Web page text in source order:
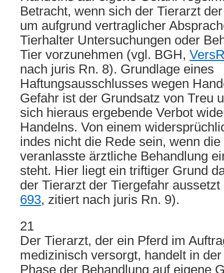
Betracht, wenn sich der Tierarzt
um aufgrund vertraglicher
Tierhalter Untersuchungen oder
Tier vorzunehmen (vgl. BGH,
nach juris Rn. 8). Grundlage eines
Haftungsausschlusses wegen
Gefahr ist der Grundsatz von Treu
sich hieraus ergebende Verbot
Handelns. Von einem
indes nicht die Rede sein, wenn
veranlasste ärztliche Behandlung
steht. Hier liegt ein triftiger Grund
der Tierarzt der Tiergefahr
693, zitiert nach juris Rn. 9).
21
Der Tierarzt, der ein Pferd im
medizinisch versorgt, handelt in
Phase der Behandlung auf eigene